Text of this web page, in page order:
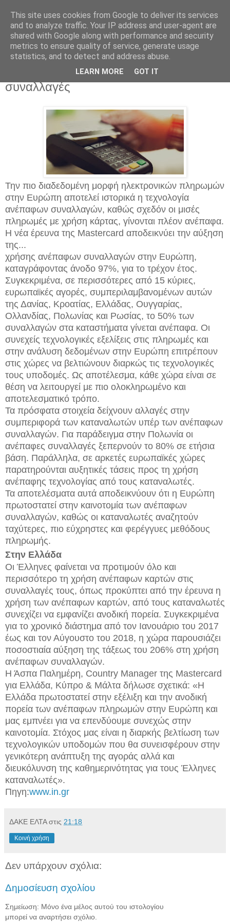
Τρίτη 18 Σεπτεμβρίου 2018
«Κερδίζουν» τους Έλληνες οι ανέπαφες
συναλλαγές
Την πιο διαδεδομένη μορφή ηλεκτρονικών πληρωμών
στην Ευρώπη αποτελεί ιστορικά η τεχνολογία
ανέπαφων συναλλαγών, καθώς σχεδόν οι μισές
πληρωμές με χρήση κάρτας, γίνονται πλέον ανέπαφα.
Η νέα έρευνα της Mastercard αποδεικνύει την αύξηση
της...
χρήσης ανέπαφων συναλλαγών στην Ευρώπη,
καταγράφοντας άνοδο 97%, για το τρέχον έτος.
Συγκεκριμένα, σε περισσότερες από 15 κύριες,
ευρωπαϊκές αγορές, συμπεριλαμβανομένων αυτών
της Δανίας, Κροατίας, Ελλάδας, Ουγγαρίας,
Ολλανδίας, Πολωνίας και Ρωσίας, το 50% των
συναλλαγών στα καταστήματα γίνεται ανέπαφα. Οι
συνεχείς τεχνολογικές εξελίξεις στις πληρωμές και
στην ανάλυση δεδομένων στην Ευρώπη επιτρέπουν
στις χώρες να βελτιώνουν διαρκώς τις τεχνολογικές
τους υποδομές. Ως αποτέλεσμα, κάθε χώρα είναι σε
θέση να λειτουργεί με πιο ολοκληρωμένο και
αποτελεσματικό τρόπο.
Τα πρόσφατα στοιχεία δείχνουν αλλαγές στην
συμπεριφορά των καταναλωτών υπέρ των ανέπαφων
συναλλαγών. Για παράδειγμα στην Πολωνία οι
ανέπαφες συναλλαγές ξεπερνούν το 80% σε ετήσια
βάση. Παράλληλα, σε αρκετές ευρωπαϊκές χώρες
παρατηρούνται αυξητικές τάσεις προς τη χρήση
ανέπαφης τεχνολογίας από τους καταναλωτές.
Τα αποτελέσματα αυτά αποδεικνύουν ότι η Ευρώπη
πρωτοστατεί στην καινοτομία των ανέπαφων
συναλλαγών, καθώς οι καταναλωτές αναζητούν
ταχύτερες, πιο εύχρηστες και φερέγγυες μεθόδους
πληρωμής.
Στην Ελλάδα
Οι Έλληνες φαίνεται να προτιμούν όλο και
περισσότερο τη χρήση ανέπαφων καρτών στις
συναλλαγές τους, όπως προκύπτει από την έρευνα η
χρήση των ανέπαφων καρτών, από τους καταναλωτές
συνεχίζει να εμφανίζει ανοδική πορεία. Συγκεκριμένα
για το χρονικό διάστημα από τον Ιανουάριο του 2017
έως και τον Αύγουστο του 2018, η χώρα παρουσιάζει
ποσοστιαία αύξηση της τάξεως του 206% στη χρήση
ανέπαφων συναλλαγών.
Η Άσπα Παλημέρη, Country Manager της Mastercard
για Ελλάδα, Κύπρο & Μάλτα δήλωσε σχετικά: «Η
Ελλάδα πρωτοστατεί στην εξέλιξη και την ανοδική
πορεία των ανέπαφων πληρωμών στην Ευρώπη και
μας εμπνέει για να επενδύουμε συνεχώς στην
καινοτομία. Στόχος μας είναι η διαρκής βελτίωση των
τεχνολογικών υποδομών που θα συνεισφέρουν στην
γενικότερη ανάπτυξη της αγοράς αλλά και
διευκόλυνση της καθημερινότητας για τους Έλληνες
καταναλωτές».
Πηγη:www.in.gr
ΔΑΚΕ ΕΛΤΑ στις 21:18
Κοινή χρήση
Δεν υπάρχουν σχόλια:
Δημοσίευση σχολίου
Σημείωση: Μόνο ένα μέλος αυτού του ιστολογίου
μπορεί να αναρτήσει σχόλιο.
This site uses cookies from Google to deliver its services
and to analyze traffic. Your IP address and user-agent are
shared with Google along with performance and security
metrics to ensure quality of service, generate usage
statistics, and to detect and address abuse.
LEARN MORE GOT IT